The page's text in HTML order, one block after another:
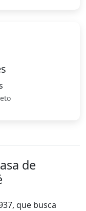
de
que busca